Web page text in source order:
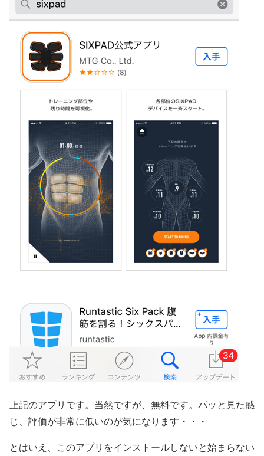
上記のアプリです。当然ですが、無料です。パッと見た感
じ、評価が非常に低いのが気になります・・・
とはいえ、このアプリをインストールしないと始まらない